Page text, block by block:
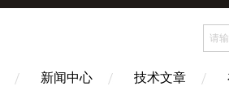
新闻中心 技术文章